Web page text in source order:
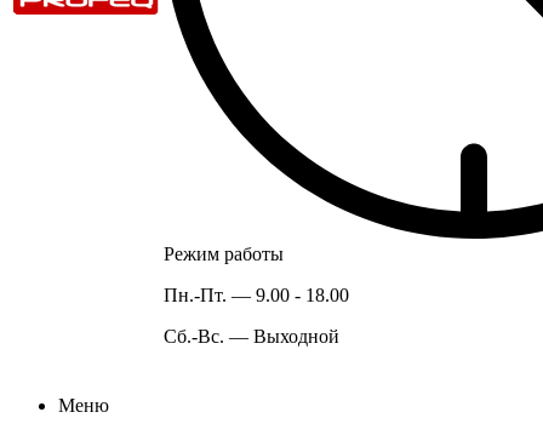
Режим работы
Пн.-Пт. — 9.00 - 18.00
Сб.-Вс. — Выходной
Меню